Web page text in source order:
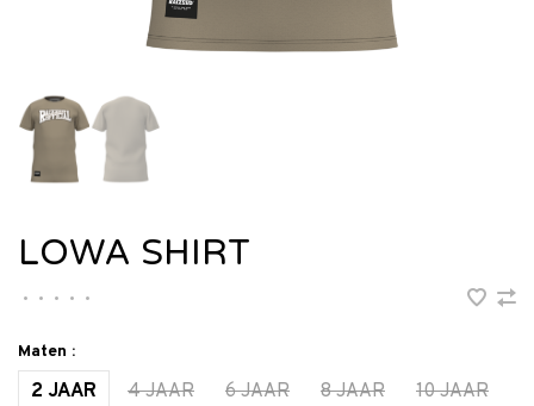
LOWA SHIRT
• • • • •
Maten :
2 JAAR 4 JAAR 6 JAAR 8 JAAR
10 JAAR